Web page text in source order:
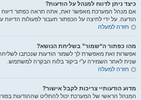
כיצד ניתן לדווח למנהל על הודעות?
אם מנהל המערכת מאפשר זאת, אתה תראה כפתור דיווח
הודעה. על ידי לחיצה על הכפתור תעבור לפעולות הדיווח
חזרה למעלה
מהו כפתור ה“שמור” בשליחת הנושא?
אפשרות זאת מאפשרת לך לשמור הודעות שנכתבו
שנית לאחר השמירה ע"י ביקור בלוח הבקרה למשתמש.
חזרה למעלה
מדוע הודעותיי צריכות לקבל אישור?
המנהל הראשי של המערכת יכול להחליט שההודעות